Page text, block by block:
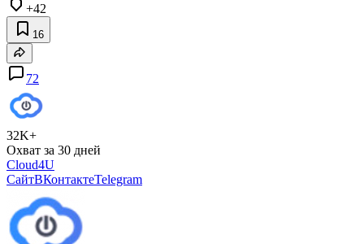
+42
16
72
32K+
Охват за 30 дней
Cloud4U
СайтВКонтактеTelegram